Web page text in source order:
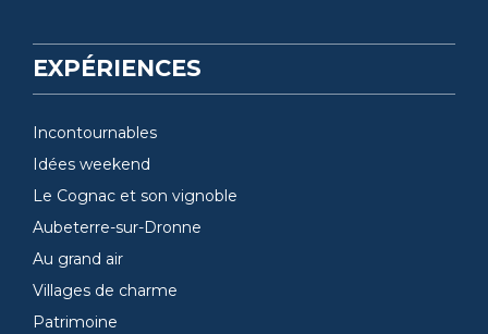
EXPÉRIENCES
Incontournables
Idées weekend
Le Cognac et son vignoble
Aubeterre-sur-Dronne
Au grand air
Villages de charme
Patrimoine